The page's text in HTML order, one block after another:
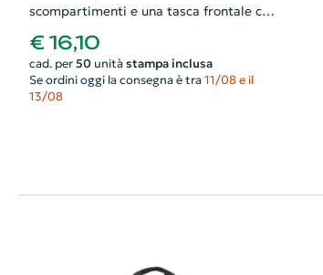
scompartimenti e una tasca frontale con
asola per auricolari 55x25x30cm
€ 16,10
cad. per 50unità stampa inclusa
Se ordini oggi la consegna è tra 11/08 e il
13/08